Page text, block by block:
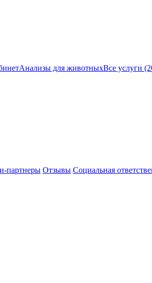
Анализы для животныхВсе услуги
партнеры Отзывы Социальная